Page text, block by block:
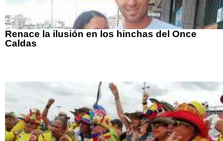
Renace la ilusión en los hinchas del Once
Caldas